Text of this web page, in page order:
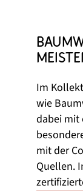
Im
wie
dabei mit
mit der
Quellen.